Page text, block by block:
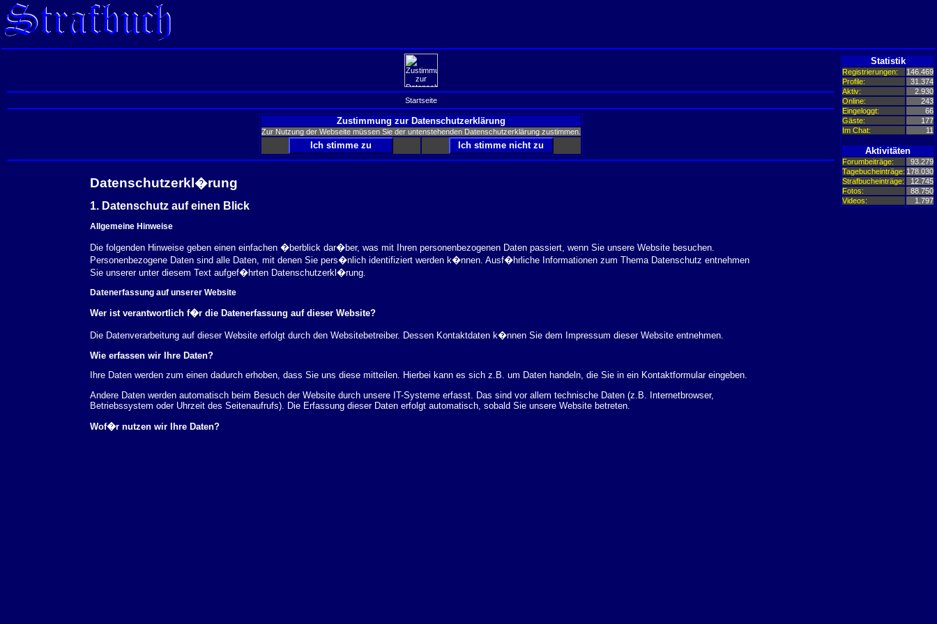
Startseite
Zustimmung zur Datenschutzerklärung
Zur Nutzung der Webseite müssen Sie der untenstehenden Datenschutzerklärung zustimmen.
Datenschutzerkl�rung
1. Datenschutz auf einen Blick
Allgemeine Hinweise
Die folgenden Hinweise geben einen einfachen �berblick dar�ber, was mit Ihren personenbezogenen Daten passiert, wenn Sie unsere Website besuchen.
Personenbezogene Daten sind alle Daten, mit denen Sie pers�nlich identifiziert werden k�nnen. Ausf�hrliche Informationen zum Thema Datenschutz entnehmen
Sie unserer unter diesem Text aufgef�hrten Datenschutzerkl�rung.
Datenerfassung auf unserer Website
Wer ist verantwortlich f�r die Datenerfassung auf dieser Website?
Die Datenverarbeitung auf dieser Website erfolgt durch den Websitebetreiber. Dessen Kontaktdaten k�nnen Sie dem Impressum dieser Website entnehmen.
Wie erfassen wir Ihre Daten?
Ihre Daten werden zum einen dadurch erhoben, dass Sie uns diese mitteilen. Hierbei kann es sich z.B. um Daten handeln, die Sie in ein Kontaktformular eingeben.
Andere Daten werden automatisch beim Besuch der Website durch unsere IT-Systeme erfasst. Das sind vor allem technische Daten (z.B. Internetbrowser,
Betriebssystem oder Uhrzeit des Seitenaufrufs). Die Erfassung dieser Daten erfolgt automatisch, sobald Sie unsere Website betreten.
Wof�r nutzen wir Ihre Daten?
Statistik
Registrierungen:
146.469
Profile:
31.374
Aktiv:
2.930
Online:
243
Eingeloggt:
66
Gäste:
177
Im Chat:
11
Aktivitäten
Forumbeiträge:
93.279
Tagebucheinträge: 178.030
Strafbucheinträge:
12.745
Fotos:
88.750
Videos:
1.797